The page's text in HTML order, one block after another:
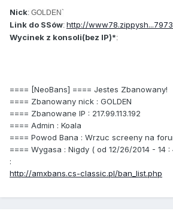
Nick: GOLDEN`
Link do SSów: http://
Wycinek z konsoli(bez IP)*:
==== [NeoBans] ==== Jestes Zbanowany!
==== Zbanowany nick : GOLDEN
==== Zbanowane IP : 217.99.113.192
==== Admin : Koala
==== Powod Bana : Wrzuc screeny na
==== Wygasa : Nigdy ( od 12/26/2014 - 14 :
:
http://amxbans.cs-classic.pl/ban_list.php